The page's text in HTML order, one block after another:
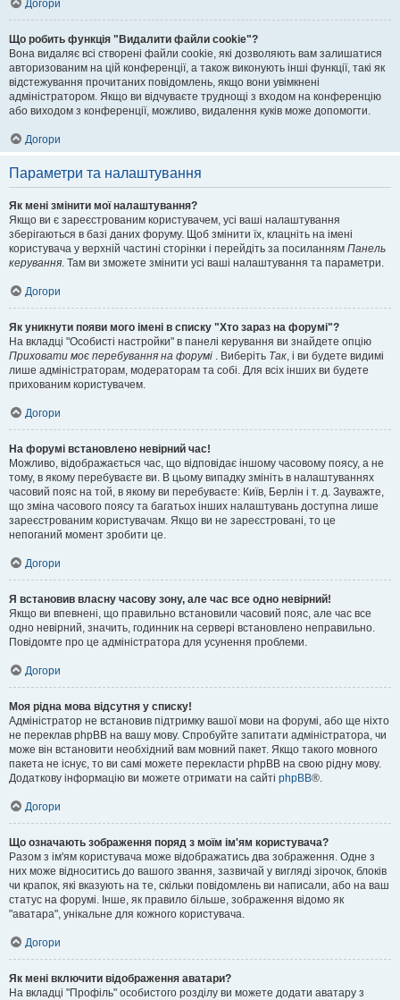
Догори
Що робить функція "Видалити файли cookie"?
Вона видаляє всі створені файли cookie, які дозволяють вам залишатися
авторизованим на цій конференції, а також виконують інші функції, такі як
відстежування прочитаних повідомлень, якщо вони увімкнені
адміністратором. Якщо ви відчуваєте труднощі з входом на конференцію
або виходом з конференції, можливо, видалення куків може допомогти.
Догори
Параметри та налаштування
Як мені змінити мої налаштування?
Якщо ви є зареєстрованим користувачем, усі ваші налаштування
зберігаються в базі даних форуму. Щоб змінити їх, клацніть на імені
користувача у верхній частині сторінки і перейдіть за посиланням Панель
керування. Там ви зможете змінити усі ваші налаштування та параметри.
Догори
Як уникнути появи мого імені в списку "Хто зараз на форумі"?
На вкладці "Особисті настройки" в панелі керування ви знайдете опцію
Приховати моє перебування на форумі . Виберіть Так, і ви будете видимі
лише адміністраторам, модераторам та собі. Для всіх інших ви будете
прихованим користувачем.
Догори
На форумі встановлено невірний час!
Можливо, відображається час, що відповідає іншому часовому поясу, а не
тому, в якому перебуваєте ви. В цьому випадку змініть в налаштуваннях
часовий пояс на той, в якому ви перебуваєте: Київ, Берлін і т. д. Зауважте,
що зміна часового поясу та багатьох інших налаштувань доступна лише
зареєстрованим користувачам. Якщо ви не зареєстровані, то це
непоганий момент зробити це.
Догори
Я встановив власну часову зону, але час все одно невірний!
Якщо ви впевнені, що правильно встановили часовий пояс, але час все
одно невірний, значить, годинник на сервері встановлено неправильно.
Повідомте про це адміністратора для усунення проблеми.
Догори
Моя рідна мова відсутня у списку!
Адміністратор не встановив підтримку вашої мови на форумі, або ще ніхто
не переклав phpBB на вашу мову. Спробуйте запитати адміністратора, чи
може він встановити необхідний вам мовний пакет. Якщо такого мовного
пакета не існує, то ви самі можете перекласти phpBB на свою рідну мову.
Додаткову інформацію ви можете отримати на сайті phpBB®.
Догори
Що означають зображення поряд з моїм ім'ям користувача?
Разом з ім'ям користувача може відображатись два зображення. Одне з
них може відноситись до вашого звання, зазвичай у вигляді зірочок, блоків
чи крапок, які вказують на те, скільки повідомлень ви написали, або на ваш
статус на форумі. Інше, як правило більше, зображення відомо як
"аватара", унікальне для кожного користувача.
Догори
Як мені включити відображення аватари?
На вкладці "Профіль" особистого розділу ви можете додати аватару з